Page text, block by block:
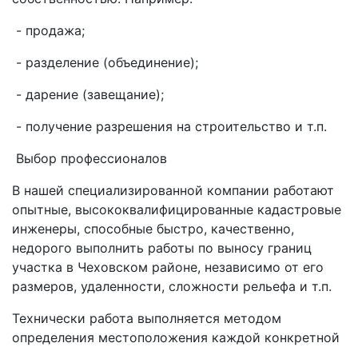
- продажа;
- разделение (объединение);
- дарение (завещание);
- получение разрешения на строительство и т.п.
Выбор профессионалов
В нашей специализированной компании работают
опытные, высококвалифицированные кадастровые
инженеры, способные быстро, качественно,
недорого выполнить работы по выносу границ
участка в Чеховском районе, независимо от его
размеров, удаленности, сложности рельефа и т.п.
Технически работа выполняется методом
определения местоположения каждой конкретной